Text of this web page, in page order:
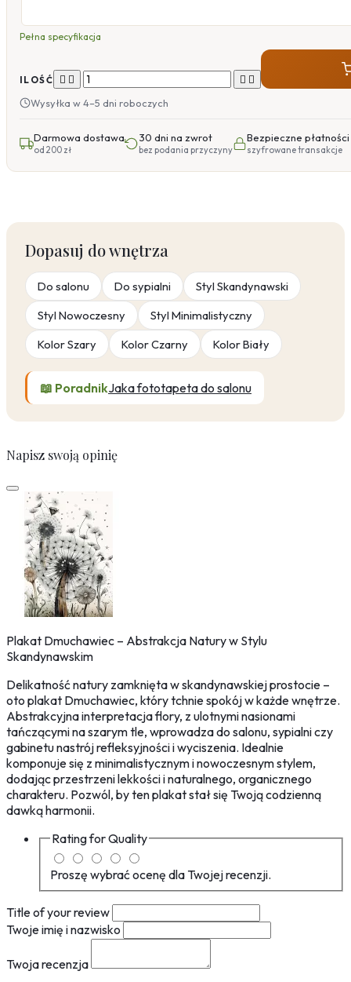
Pełna specyfikacja
ILOŚĆ    
Wysyłka w 4–5 dni roboczych
Darmowa dostawa
od 200 zł
30 dni na zwrot
bez podania przyczyny
Bezpieczne płatności
szyfrowane transakcje
Dopasuj do wnętrza
Do salonu Do sypialni
Styl Skandynawski
Styl Nowoczesny
Styl Minimalistyczny
Kolor Szary
Kolor Czarny Kolor Biały
📖 PoradnikJaka fototapeta do salonu
Napisz swoją opinię
Plakat Dmuchawiec – Abstrakcja Natury w Stylu
Skandynawskim
Delikatność natury zamknięta w skandynawskiej prostocie –
oto plakat Dmuchawiec, który tchnie spokój w każde wnętrze.
Abstrakcyjna interpretacja flory, z ulotnymi nasionami
tańczącymi na szarym tle, wprowadza do salonu, sypialni czy
gabinetu nastrój refleksyjności i wyciszenia. Idealnie
komponuje się z minimalistycznym i nowoczesnym stylem,
dodając przestrzeni lekkości i naturalnego, organicznego
charakteru. Pozwól, by ten plakat stał się Twoją codzienną
dawką harmonii.
Rating forQuality
Proszę wybrać ocenę dla Twojej recenzji.
Title of your review
Twoje imię i nazwisko
Twoja recenzja